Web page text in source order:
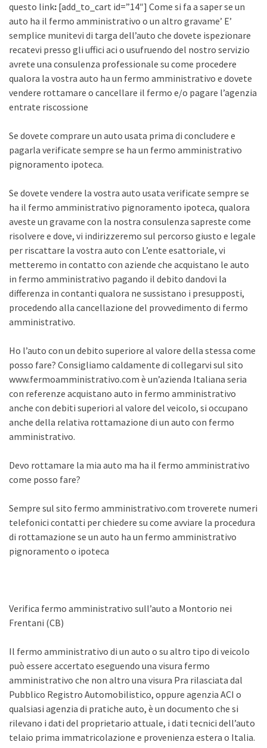
questo link: [add_to_cart id=”14″] Come si fa a saper se un
auto ha il fermo amministrativo o un altro gravame’ E’
semplice munitevi di targa dell’auto che dovete ispezionare
recatevi presso gli uffici aci o usufruendo del nostro servizio
avrete una consulenza professionale su come procedere
qualora la vostra auto ha un fermo amministrativo e dovete
vendere rottamare o cancellare il fermo e/o pagare l’agenzia
entrate riscossione
Se dovete comprare un auto usata prima di concludere e
pagarla verificate sempre se ha un fermo amministrativo
pignoramento ipoteca.
Se dovete vendere la vostra auto usata verificate sempre se
ha il fermo amministrativo pignoramento ipoteca, qualora
aveste un gravame con la nostra consulenza sapreste come
risolvere e dove, vi indirizzeremo sul percorso giusto e legale
per riscattare la vostra auto con L’ente esattoriale, vi
metteremo in contatto con aziende che acquistano le auto
in fermo amministrativo pagando il debito dandovi la
differenza in contanti qualora ne sussistano i presupposti,
procedendo alla cancellazione del provvedimento di fermo
amministrativo.
Ho l’auto con un debito superiore al valore della stessa come
posso fare? Consigliamo caldamente di collegarvi sul sito
www.fermoamministrativo.com è un’azienda Italiana seria
con referenze acquistano auto in fermo amministrativo
anche con debiti superiori al valore del veicolo, si occupano
anche della relativa rottamazione di un auto con fermo
amministrativo.
Devo rottamare la mia auto ma ha il fermo amministrativo
come posso fare?
Sempre sul sito fermo amministrativo.com troverete numeri
telefonici contatti per chiedere su come avviare la procedura
di rottamazione se un auto ha un fermo amministrativo
pignoramento o ipoteca
Verifica fermo amministrativo sull’auto a Montorio nei
Frentani (CB)
Il fermo amministrativo di un auto o su altro tipo di veicolo
può essere accertato eseguendo una visura fermo
amministrativo che non altro una visura Pra rilasciata dal
Pubblico Registro Automobilistico, oppure agenzia ACI o
qualsiasi agenzia di pratiche auto, è un documento che si
rilevano i dati del proprietario attuale, i dati tecnici dell’auto
telaio prima immatricolazione e provenienza estera o Italia.